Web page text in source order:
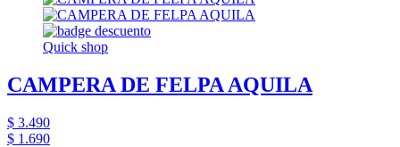
Quick shop
CAMPERA DE FELPA AQUILA
$ 3.490
$ 1.690